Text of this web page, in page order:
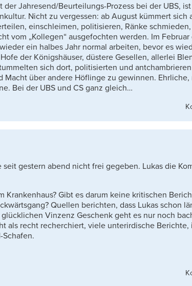
der Jahresend/Beurteilungs-Prozess bei der UBS, ist
Nicht zu vergessen: ab August kümmert sich
einschleimen, politisieren, Ränke
vom „Kollegen“ ausgefochten werden. Im Februar
ein halbes Jahr normal arbeiten, bevor es
der Königshäuser, düstere Gesellen, allerlei
sich dort, politisierten und
Macht über andere Höflinge zu gewinnen.
Bei der UBS und CS ganz gleich…
gestern abend nicht frei gegeben. Lukas die
Krankenhaus? Gibt es darum keine kritischen
Quellen berichten, dass Lukas schon
Vinzenz Geschenk geht es nur noch
als recht recherchiert, viele unterirdische Berichte,